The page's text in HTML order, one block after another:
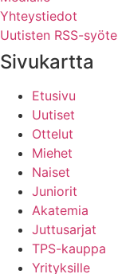
Yhteystiedot
Uutisten RSS-syöte
Sivukartta
Etusivu
Uutiset
Ottelut
Miehet
Naiset
Juniorit
Akatemia
Juttusarjat
TPS-kauppa
Yrityksille